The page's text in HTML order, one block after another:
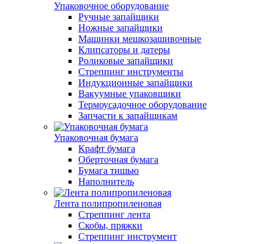
Упаковочное оборудование
Ручные запайщики
Ножные запайщики
Машинки мешкозашивочные
Клипсаторы и датеры
Роликовые запайщики
Стреппинг инструменты
Индукционные запайщики
Вакуумные упаковщики
Термоусадочное оборудование
Запчасти к запайщикам
Упаковочная бумага
Крафт бумага
Оберточная бумага
Бумага тишью
Наполнитель
Лента полипропиленовая
Стреппинг лента
Скобы, пряжки
Стреппинг инструмент